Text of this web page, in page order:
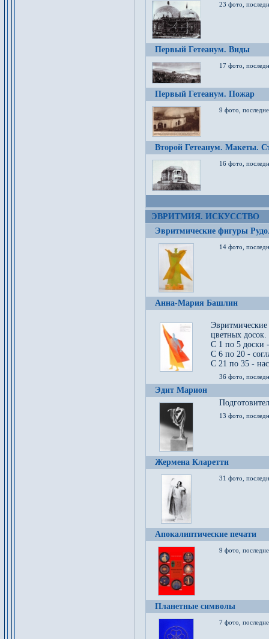
23 фото,
Первый Гетеанум. Виды
17 фото,
Первый Гетеанум. Пожар
9 фото,
Второй Гетеанум. Макеты.
16 фото,
ЭВРИТМИЯ. ИСКУССТВО
Эвритмические фигуры
14 фото,
Анна-Мария Башлин
цветных досок.
С 1 по 5 доски
С 6 по 20 -
С 21 по 35 -
36 фото,
Эдит Марион
13 фото,
Жермена Кларетти
31 фото,
Апокалиптические печати
9 фото,
Планетные символы
7 фото,